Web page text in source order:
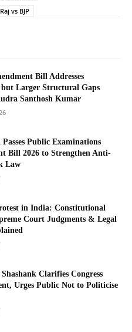
vs BJP
Bill Addresses
but Larger Structural Gaps
Santhosh Kumar
Public Examinations
Bill 2026 to Strengthen Anti-
Law
in India: Constitutional
Court Judgments & Legal
Clarifies Congress
Urges Public Not to Politicise